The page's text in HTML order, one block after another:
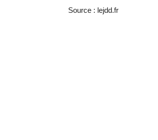
Source : lejdd.fr